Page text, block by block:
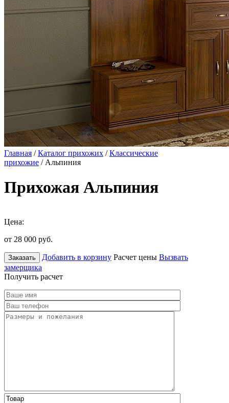
Главная /Каталог прихожих /Классические
прихожие / Альпиния
Прихожая Альпиния
Цена:
от 28 000 руб.
Заказать Добавить в корзину Расчет цены Вызвать
замерщика
Получить расчет